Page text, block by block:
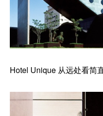
Hotel Unique 从远处看简